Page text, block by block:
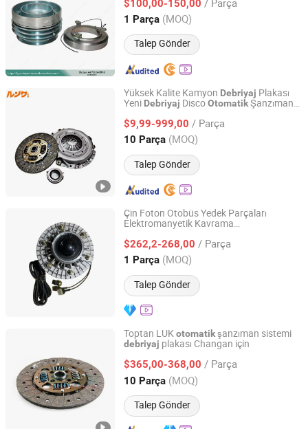
$100,00-150,00
1 Parça (MOQ)
Talep Gönder
Guangdong, China Fiyat 2022
Yüksek Kalite Kamyon Debriyaj Plakası
Yeni Debriyaj DiscoOtomatikŞanzıman
$9,99-999,00 / Parça
10 Parça (MOQ)
Talep Gönder
RG MECHANICAL EQUIPMENT CO.LTD
Shandong, China Fiyat 2019
Çin Foton Otobüs Yedek Parçaları
Elektromanyetik Kavrama
$262,2-268,00 / Parça
1 Parça (MOQ)
Talep Gönder
RUIBO AUTO EQUIPMENT CO., LIMITED
Henan, China Fiyat 2024
Toptan LUKotomatikşanzıman sistemi
debriyaj plakası Changan için
$365,00-368,00 / Parça
10 Parça (MOQ)
Talep Gönder
Guangzhou Gangzheng Automobile Parts Co.,Ltd.
Guangdong, China Fiyat 2022